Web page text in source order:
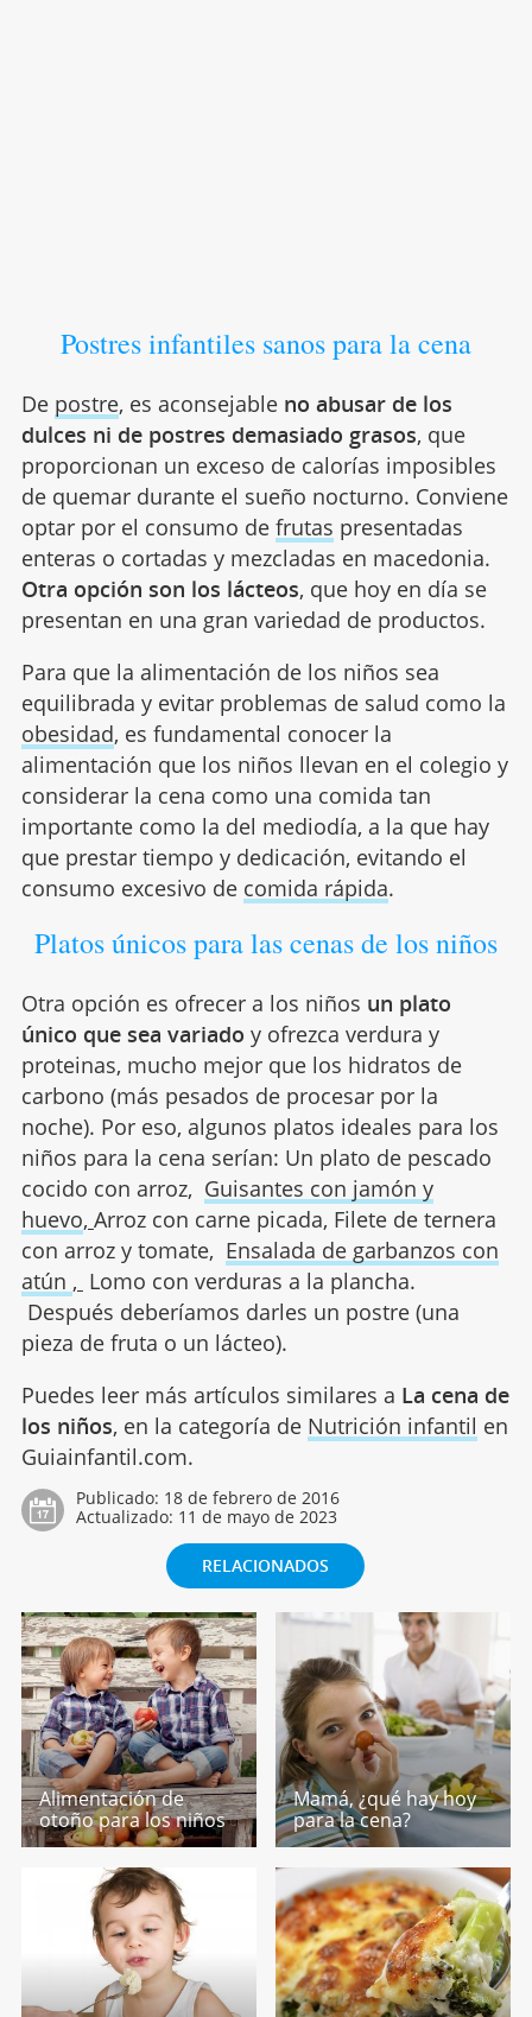
Postres infantiles sanos para la cena
De postre, es aconsejable no abusar de los
dulces ni de postres demasiado grasos, que
proporcionan un exceso de calorías imposibles
de quemar durante el sueño nocturno. Conviene
optar por el consumo de frutas presentadas
enteras o cortadas y mezcladas en macedonia.
Otra opción son los lácteos, que hoy en día se
presentan en una gran variedad de productos.
Para que la alimentación de los niños sea
equilibrada y evitar problemas de salud como la
obesidad, es fundamental conocer la
alimentación que los niños llevan en el colegio y
considerar la cena como una comida tan
importante como la del mediodía, a la que hay
que prestar tiempo y dedicación, evitando el
consumo excesivo de comida rápida.
Platos únicos para las cenas de los niños
Otra opción es ofrecer a los niños un plato
único que sea variado y ofrezca verdura y
proteinas, mucho mejor que los hidratos de
carbono (más pesados de procesar por la
noche). Por eso, algunos platos ideales para los
niños para la cena serían: Un plato de pescado
cocido con arroz, Guisantes con jamón y
huevo, Arroz con carne picada, Filete de ternera
con arroz y tomate, Ensalada de garbanzos con
atún , Lomo con verduras a la plancha.
Después deberíamos darles un postre (una
pieza de fruta o un lácteo).
Puedes leer más artículos similares a La cena de
los niños, en la categoría de Nutrición infantil en
Guiainfantil.com.
Publicado: 18 de febrero de 2016
Actualizado: 11 de mayo de 2023
RELACIONADOS
Alimentación de
otoño para los niños
Mamá, ¿qué hay hoy
para la cena?